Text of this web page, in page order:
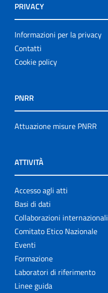
PRIVACY
Informazioni per la privacy
Contatti
Cookie policy
PNRR
Attuazione misure PNRR
ATTIVITÀ
Accesso agli atti
Basi di dati
Collaborazioni internazionali
Comitato Etico Nazionale
Eventi
Formazione
Laboratori di riferimento
Linee guida